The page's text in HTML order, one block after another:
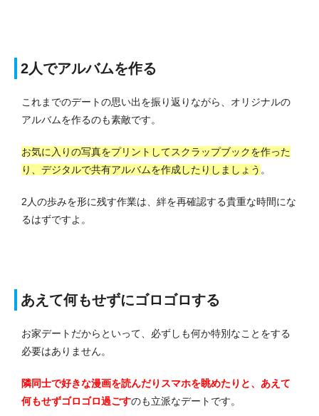
2人でアルバムを作る
これまでのデートの思い出を振り返りながら、オリジナルの
アルバムを作るのも素敵です。
お気に入りの写真をプリントしてスクラップブックを作った
り、デジタルで共有アルバムを作成したりしましょう 。
2人の歩みを形に残す作業は、絆を再確認する貴重な時間にな
るはずですよ。
あえて何もせずにゴロゴロする
お家デートだからといって、必ずしも何か特別なことをする
必要はありません。
隣同士で好きな漫画を読んだりスマホを眺めたりと、あえて
何もせずゴロゴロ過ごすのも立派なデートです。